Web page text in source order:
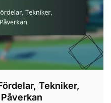
Tekniker,